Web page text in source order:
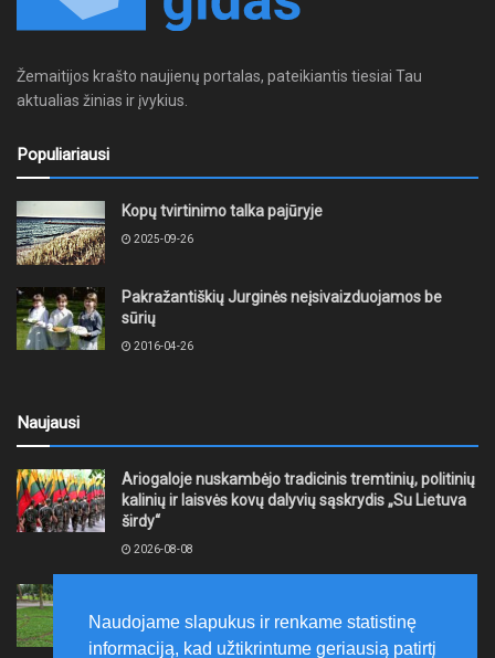
Žemaitijos krašto naujienų portalas, pateikiantis tiesiai Tau
aktualias žinias ir įvykius.
Populiariausi
Kopų tvirtinimo talka pajūryje
2025-09-26
Pakražantiškių Jurginės neįsivaizduojamos be
sūrių
2016-04-26
Naujausi
Ariogaloje nuskambėjo tradicinis tremtinių, politinių
kalinių ir laisvės kovų dalyvių sąskrydis „Su Lietuva
širdy“
2026-08-08
laikytis Kelių eismo taisyklių, tausoti aplinką
2026-08-08
Naudojame slapukus ir renkame statistinę
informaciją, kad užtikrintume geriausią patirtį